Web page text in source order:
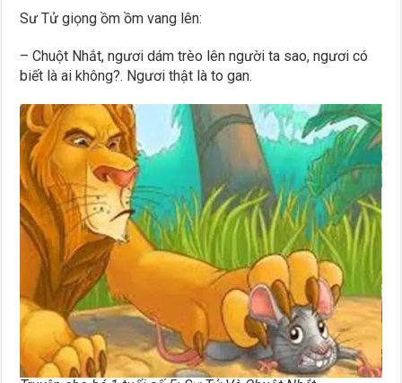
Sư Tử giọng ồm ồm vang lên:
– Chuột Nhắt, ngươi dám trèo lên người ta sao, ngươi có
biết là ai không?. Ngươi thật là to gan.